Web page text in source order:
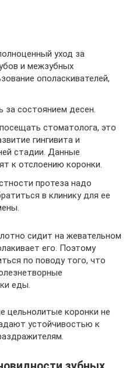
уход за
и межзубных
ополаскивателей,
состоянием десен.
стоматолога, это
гингивита и
стадии. Данные
к отслоению коронки.
протеза надо
в клинику для ее
сидит на жевательном
его. Поэтому
по поводу того, что
еды.
цельнолитые коронки не
устойчивостью к